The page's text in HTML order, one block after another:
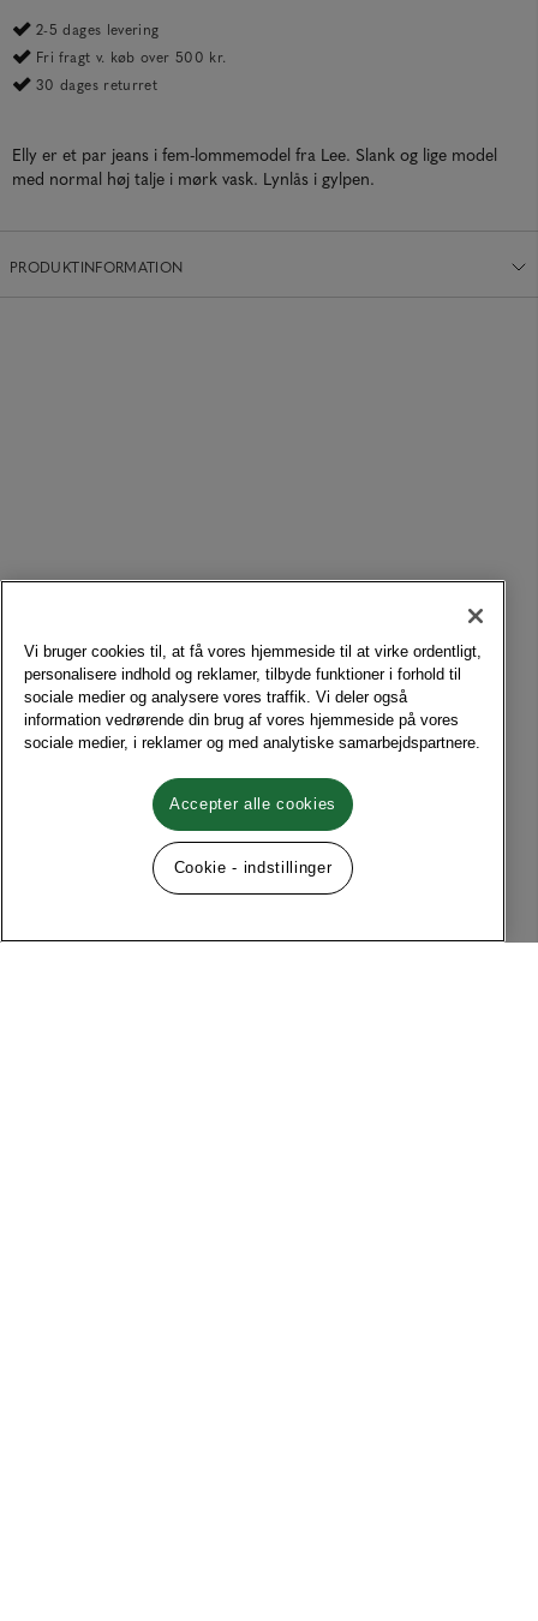
2-5 dages levering
Fri fragt v. køb over 500 kr.
30 dages returret
Elly er et par jeans i fem-lommemodel fra Lee. Slank og lige model
med normal høj talje i mørk vask. Lynlås i gylpen.
PRODUKTINFORMATION
Vi bruger cookies til, at få vores hjemmeside til at virke ordentligt,
personalisere indhold og reklamer, tilbyde funktioner i forhold til
sociale medier og analysere vores traffik. Vi deler også
information vedrørende din brug af vores hjemmeside på vores
sociale medier, i reklamer og med analytiske samarbejdspartnere.
Accepter alle cookies
Cookie - indstillinger